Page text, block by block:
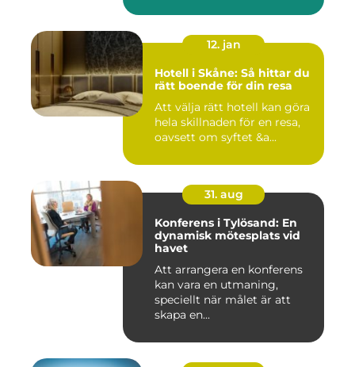
12. jan
Hotell i Skåne: Så hittar du
rätt boende för din resa
Att välja rätt hotell kan göra
hela skillnaden för en resa,
oavsett om syftet &a...
31. aug
Konferens i Tylösand: En
dynamisk mötesplats vid
havet
Att arrangera en konferens
kan vara en utmaning,
speciellt när målet är att
skapa en...